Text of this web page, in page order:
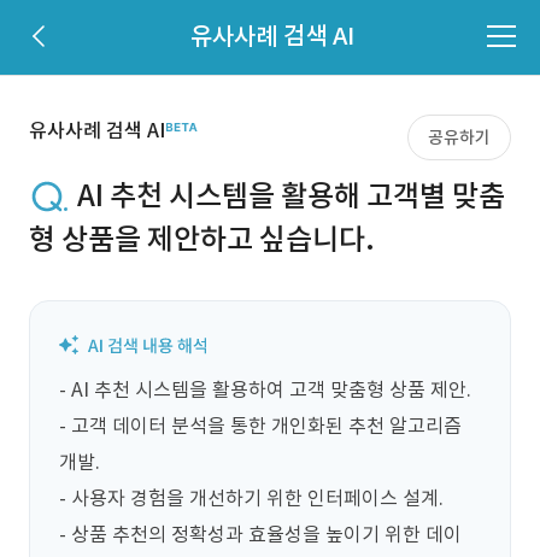
유사사례 검색 AI
유사사례 검색 AI 공유하기
AI 추천 시스템을 활용해 고객별 맞춤
형 상품을 제안하고 싶습니다.
- AI 추천 시스템을 활용하여 고객 맞춤형 상품 제안.
- 고객 데이터 분석을 통한 개인화된 추천 알고리즘
개발.
- 사용자 경험을 개선하기 위한 인터페이스 설계.
- 상품 추천의 정확성과 효율성을 높이기 위한 데이